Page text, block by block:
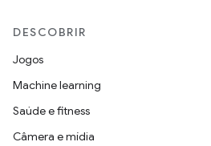
DESCOBRIR
Jogos
Machine learning
Saúde e fitness
Câmera e mídia